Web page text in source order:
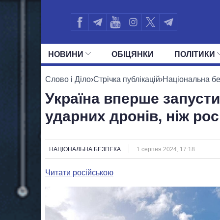
НОВИНИ ОБIЦЯНКИ ПОЛIТИКИ
УСІ ПОЛІТИКИ ПРЕЗИДЕНТ І
Слово і Діло›Стрічка публікацій›Національна
Україна вперше
ударних дронів, ніж
НАЦІОНАЛЬНА БЕЗПЕКА 1 серпня 2024, 17:18
Читати російською